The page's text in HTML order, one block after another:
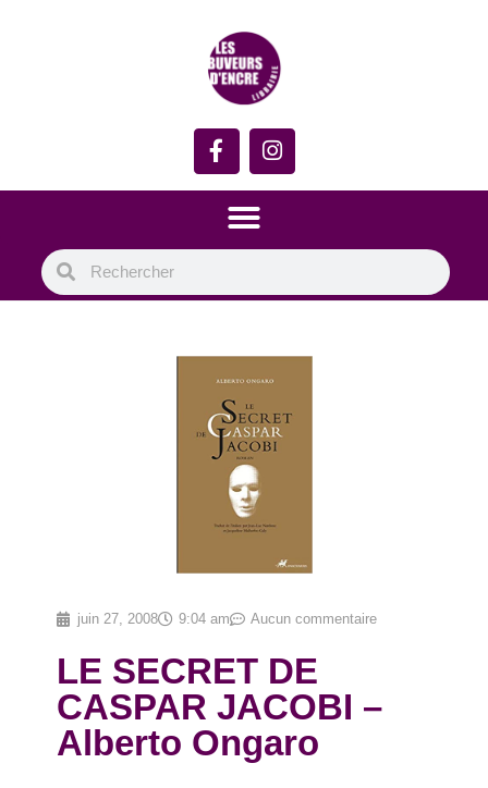
juin 27, 2008 9:04 am Aucun commentaire
LE SECRET DE
CASPAR JACOBI –
Alberto Ongaro